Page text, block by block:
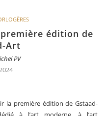
édition de
Art
PV
la première édition de Gstaad-